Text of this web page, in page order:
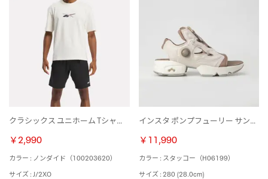
クラシックス ユニホーム Tシャツ / CL NO DYE UNIFORM TEE （ノンダイド）
￥2,990
カラー : ノンダイド（100203620）
サイズ : J/2XO
インスタ ポンプフューリー サンダル ジップ / INSTAPUMP FURY SANDAL ZIP （スタッコー）
￥11,990
カラー : スタッコー（H06199）
サイズ : 280 (28.0cm)